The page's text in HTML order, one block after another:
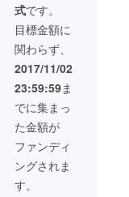
でもあ
りま
す。有
名某寿
司や、
某有名
人の写
真も撮
影して
いる、
敏腕写
真家で
す。 使
式です。
目標金額に
関わらず、
2017/11/02
23:59:59ま
でに集まっ
た金額が
ファンディ
ングされま
す。